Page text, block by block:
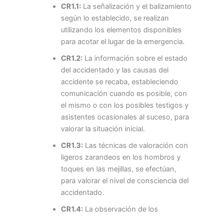
CR1.1:La señalización y el balizamiento
según lo establecido, se realizan
utilizando los elementos disponibles
para acotar el lugar de la emergencia.
CR1.2:La información sobre el estado
del accidentado y las causas del
accidente se recaba, estableciendo
comunicación cuando es posible, con
el mismo o con los posibles testigos y
asistentes ocasionales al suceso, para
valorar la situación inicial.
CR1.3:Las técnicas de valoración con
ligeros zarandeos en los hombros y
toques en las mejillas, se efectúan,
para valorar el nivel de consciencia del
accidentado.
CR1.4:La observación de los